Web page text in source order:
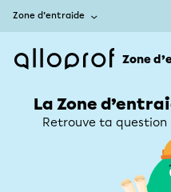
Zone d’entraide
Zone
La Zone
Retrouve ta question